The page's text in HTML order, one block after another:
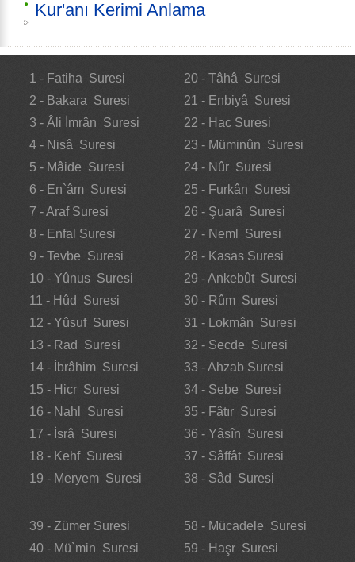
Kur'anı Kerimi Anlama
1 - Fatiha Suresi
2 - Bakara Suresi
3 - Âli İmrân Suresi
4 - Nisâ Suresi
5 - Mâide Suresi
6 - En`âm Suresi
7 - Araf Suresi
8 - Enfal Suresi
9 - Tevbe Suresi
10 - Yûnus Suresi
11 - Hûd Suresi
12 - Yûsuf Suresi
13 - Rad Suresi
14 - İbrâhim Suresi
15 - Hicr Suresi
16 - Nahl Suresi
17 - İsrâ Suresi
18 - Kehf Suresi
19 - Meryem Suresi
20 - Tâhâ Suresi
21 - Enbiyâ Suresi
22 - Hac Suresi
23 - Müminûn Suresi
24 - Nûr Suresi
25 - Furkân Suresi
26 - Şuarâ Suresi
27 - Neml Suresi
28 - Kasas Suresi
29 - Ankebût Suresi
30 - Rûm Suresi
31 - Lokmân Suresi
32 - Secde Suresi
33 - Ahzab Suresi
34 - Sebe Suresi
35 - Fâtır Suresi
36 - Yâsîn Suresi
37 - Sâffât Suresi
38 - Sâd Suresi
39 - Zümer Suresi
40 - Mü`min Suresi
58 - Mücadele Suresi
59 - Haşr Suresi